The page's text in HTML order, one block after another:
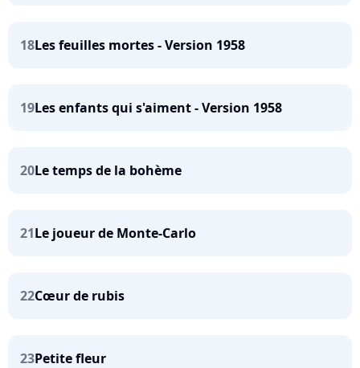
18Les feuilles mortes - Version 1958
19Les enfants qui s'aiment - Version 1958
20Le temps de la bohème
21Le joueur de Monte-Carlo
22Cœur de rubis
23Petite fleur